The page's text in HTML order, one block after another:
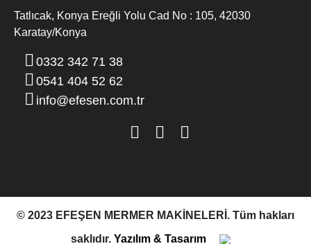
MERMER DIK EBATLAMA MAKINESI
Tatlıcak, Konya Ereğli Yolu Cad No : 105, 42030
Karatay/Konya
0332 342 71 38
0541 404 52 62
info@efesen.com.tr
© 2023 EFEŞEN MERMER MAKİNELERİ. Tüm hakları
saklıdır. Yazılım & Tasarım